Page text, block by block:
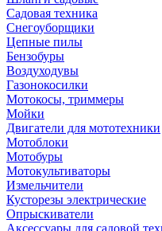
Садовая техника
Снегоуборщики
Цепные пилы
Бензобуры
Воздуходувы
Газонокосилки
Мотокосы, триммеры
Мойки
Двигатели для мототехники
Мотоблоки
Мотобуры
Мотокультиваторы
Измельчители
Кусторезы электрические
Опрыскиватели
Аксессуары для садовой